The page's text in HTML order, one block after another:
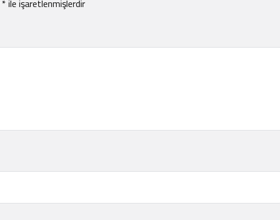
*ile işaretlenmişlerdir